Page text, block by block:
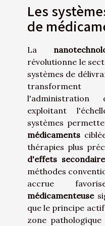
Les
de
La
révolutionne le
systèmes de
exploitant
systèmes
médicaments
thérapies plus
d'effets
méthodes
accrue
médicamenteuse
que le principe
zone